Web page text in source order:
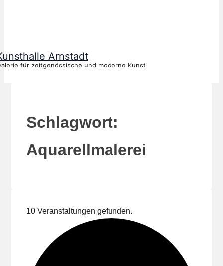
Arnstadt
für zeitgenössische und moderne Kunst
Schlagwort:
Aquarellmalerei
10 Veranstaltungen gefunden.